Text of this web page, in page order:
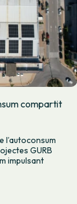
compartit
l’autoconsum
GURB
impulsant